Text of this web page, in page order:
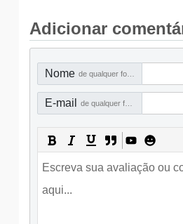
Adicionar
Nome de qualquer forma
E-mail de qualquer forma